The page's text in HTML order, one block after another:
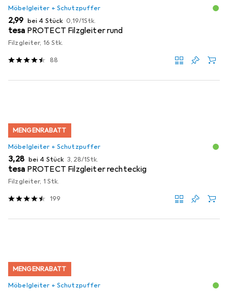
Möbelgleiter + Schutzpuffer
EUR
2,99 bei 4 Stück EUR
0,19/1Stk.
tesa PROTECT Filzgleiter rund
Filzgleiter, 16 Stk.
88
MENGENRABATT
Möbelgleiter + Schutzpuffer
EUR
3,28 bei 4 Stück EUR
3,28/1Stk.
tesa PROTECT Filzgleiter rechteckig
Filzgleiter, 1 Stk.
199
MENGENRABATT
Möbelgleiter + Schutzpuffer